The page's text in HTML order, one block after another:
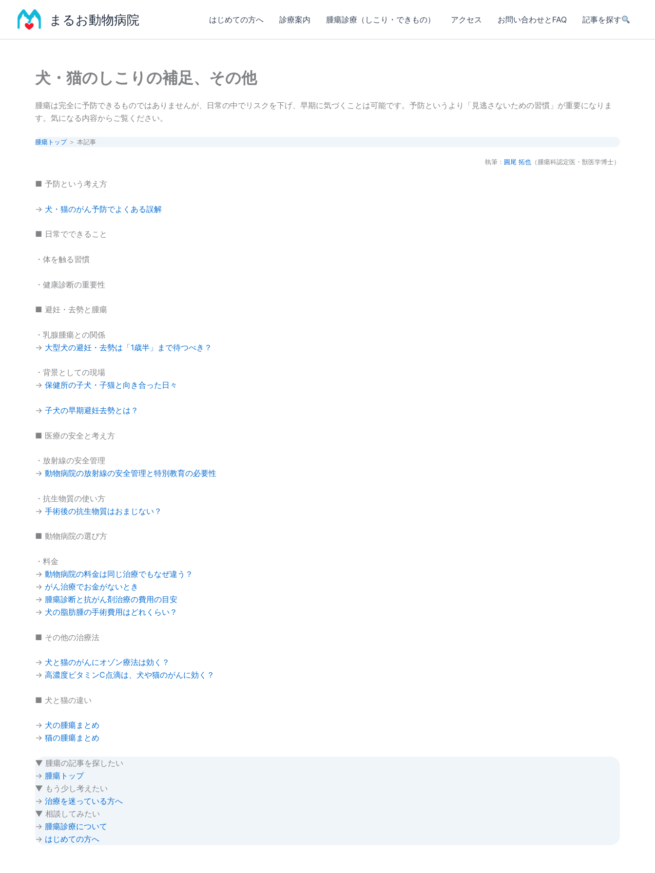
まるお動物病院 はじめての方へ 診療案内 腫瘍診療（しこり・できもの） アクセス お問い合わせとFAQ 記事を探す
犬・猫のしこりの補足、その他
腫瘍は完全に予防できるものではありませんが、日常の中でリスクを下げ、早期に気づくことは可能です。予防というより「見逃さないための習慣」が重要になりま
す。気になる内容からご覧ください。
腫瘍トップ ＞ 本記事
執筆： 圓尾 拓也 （腫瘍科認定医・獣医学博士）
■ 予防という考え方
→ 犬・猫のがん予防でよくある誤解
■ 日常でできること
・体を触る習慣
・健康診断の重要性
■ 避妊・去勢と腫瘍
・乳腺腫瘍との関係
→ 大型犬の避妊・去勢は「1歳半」まで待つべき？
・背景としての現場
→ 保健所の子犬・子猫と向き合った日々
→ 子犬の早期避妊去勢とは？
■ 医療の安全と考え方
・放射線の安全管理
→ 動物病院の放射線の安全管理と特別教育の必要性
・抗生物質の使い方
→ 手術後の抗生物質はおまじない？
■ 動物病院の選び方
・料金
→ 動物病院の料金は同じ治療でもなぜ違う？
→ がん治療でお金がないとき
→ 腫瘍診断と抗がん剤治療の費用の目安
→ 犬の脂肪腫の手術費用はどれくらい？
■ その他の治療法
→ 犬と猫のがんにオゾン療法は効く？
→ 高濃度ビタミンC点滴は、犬や猫のがんに効く？
■ 犬と猫の違い
→ 犬の腫瘍まとめ
→ 猫の腫瘍まとめ
▼ 腫瘍の記事を探したい
→ 腫瘍トップ
▼ もう少し考えたい
→ 治療を迷っている方へ
▼ 相談してみたい
→ 腫瘍診療について
→ はじめての方へ